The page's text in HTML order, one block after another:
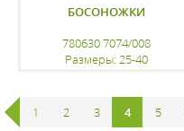
БОСОНОЖКИ
780630 7074/008
Размеры: 25-40
1 2 3 4 5